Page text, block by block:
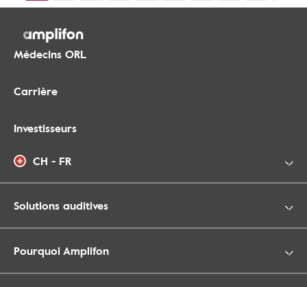
Médecins ORL
Carrière
Investisseurs
CH - FR
Solutions auditives
Pourquoi Amplifon